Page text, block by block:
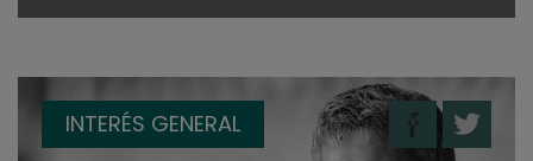
INTERÉS GENERAL